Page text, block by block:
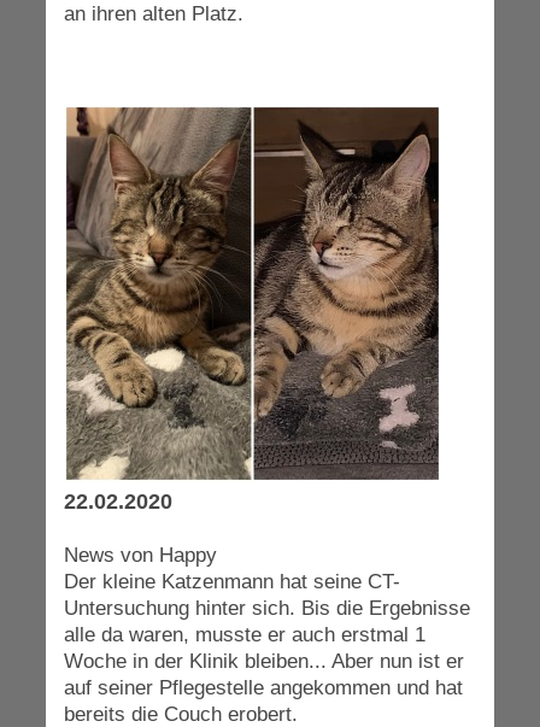
an ihren alten Platz.
22.02.2020
News von Happy
Der kleine Katzenmann hat seine CT-
Untersuchung hinter sich. Bis die Ergebnisse
alle da waren, musste er auch erstmal 1
Woche in der Klinik bleiben... Aber nun ist er
auf seiner Pflegestelle angekommen und hat
bereits die Couch erobert.